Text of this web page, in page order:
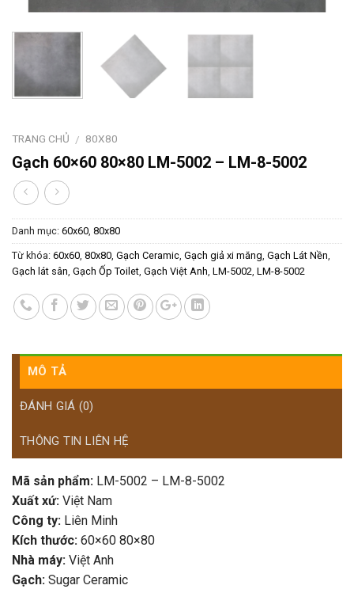
TRANG CHỦ / 80X80
Gạch 60×60 80×80 LM-5002 – LM-8-5002
Danh mục: 60x60, 80x80
Từ khóa: 60x60, 80x80, Gạch Ceramic, Gạch giả xi măng, Gạch Lát Nền,
Gạch lát sân, Gạch Ốp Toilet, Gạch Việt Anh, LM-5002, LM-8-5002
MÔ TẢ
ĐÁNH GIÁ (0)
THÔNG TIN LIÊN HỆ
Mã sản phẩm: LM-5002 – LM-8-5002
Xuất xứ: Việt Nam
Công ty: Liên Minh
Kích thước: 60×60 80×80
Nhà máy: Việt Anh
Gạch: Sugar Ceramic